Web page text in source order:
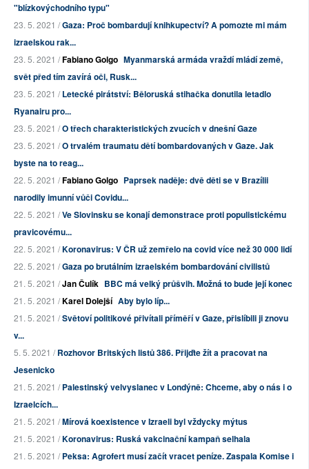
"blízkovýchodního typu"
23. 5. 2021 /Gaza: Proč bombardují knihkupectví? A pomozte mi mám
izraelskou rak...
23. 5. 2021 /Fabiano Golgo Myanmarská armáda vraždí mládí země,
svět před tím zavírá oči, Rusk...
23. 5. 2021 /Letecké pirátství: Běloruská stihačka donutila letadlo
Ryanairu pro...
23. 5. 2021 /O třech charakteristických zvucích v dnešní Gaze
23. 5. 2021 /O trvalém traumatu dětí bombardovaných v Gaze. Jak
byste na to reag...
22. 5. 2021 /Fabiano Golgo Paprsek naděje: dvě děti se v Brazílii
narodily imunní vůči Covidu...
22. 5. 2021 /Ve Slovinsku se konají demonstrace proti populistickému
pravicovému...
22. 5. 2021 /Koronavirus: V ČR už zemřelo na covid více než 30 000 lidí
22. 5. 2021 /Gaza po brutálním izraelském bombardování civilistů
21. 5. 2021 /Jan Čulík BBC má velký průšvih. Možná to bude její konec
21. 5. 2021 /Karel Dolejší Aby bylo líp...
21. 5. 2021 /Světoví politikové přivítali příměří v Gaze, přislíbili ji znovu
v...
5. 5. 2021 /Rozhovor Britských listů 386. Přijďte žít a pracovat na
Jesenicko
21. 5. 2021 /Palestinský velvyslanec v Londýně: Chceme, aby o nás i o
Izraelcích...
21. 5. 2021 /Mírová koexistence v Izraeli byl vždycky mýtus
21. 5. 2021 /Koronavirus: Ruská vakcinační kampaň selhala
21. 5. 2021 /Peksa: Agrofert musí začít vracet peníze. Zaspala Komise i